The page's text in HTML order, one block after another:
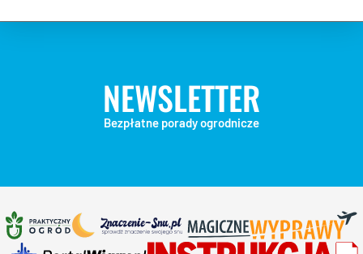
NEWSLETTER
Bezpłatne porady ogrodnicze